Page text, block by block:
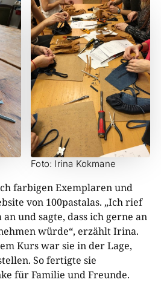
Foto: Irina Kokmane
farbigen Exemplaren und
von 100pastalas. „Ich rief
und sagte, dass ich gerne an
würde“, erzählt Irina.
Kurs war sie in der Lage,
So fertigte sie
für Familie und Freunde.